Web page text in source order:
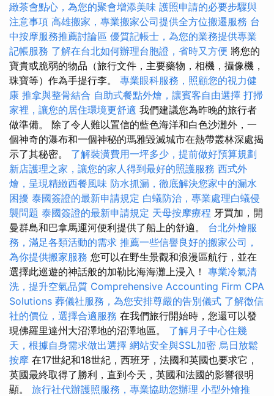
緻茶會點心，為您的聚會增添美味 護照申請的必要步驟與
注意事項 高雄搬家，專業搬家公司提供全方位搬遷服務 台
中按摩服務推薦討論區 優質記帳士，為您的業務提供專業
記帳服務 了解在台北如何辦理台胞證，省時又方便 將您的
寶貴或脆弱的物品（旅行文件，主要藥物，相機，攝像機，
珠寶等）作為手提行李。 專業眼科服務，照顧您的視力健
康 推拿與整骨結合 自助式餐點外燴，讓賓客自由選擇 打掃
家裡，讓您的居住環境更舒適 我們建議您為昨晚的旅行者
做準備。 除了令人難以置信的藍色海洋和白色沙灘外，一
個神奇的瀑布和一個神秘的瑪雅毀滅城市在熱帶叢林深處揭
示了其秘密。 了解裝潢費用一坪多少，提前做好預算規劃
新店護理之家，讓您的家人得到最好的照護服務 西式外
燴，呈現精緻西餐風味 防水抓漏，徹底解決您家中的漏水
困擾 泰國簽證的最新申請規定 白蟻防治，專業處理白蟻侵
襲問題 泰國簽證的最新申請規定 天母按摩療程 牙買加，開
曼群島和巴拿馬運河便利提供了船上的舒適。 台北外燴服
務，滿足各類活動的需求 推薦一些信譽良好的搬家公司，
為你提供搬家服務 您可以在野生景觀和浪漫區航行，並在
選擇此巡遊的神話般的加勒比海海灘上浸入！ 專業冷氣清
洗，提升空氣品質 Comprehensive Accounting Firm CPA
Solutions 葬儀社服務，為您安排尊嚴的告別儀式 了解徵信
社的價位，選擇合適服務 在我們旅行開始時，您還可以發
現佛羅里達州大沼澤地的沼澤地區。 了解月子中心住幾
天，根據自身需求做出選擇 網站安全與SSL加密 烏日放鬆
按摩 在17世紀和18世紀，西班牙，法國和英國也要求它，
英國最終取得了勝利，直到今天，英國和法國的影響很明
顯。 旅行社代辦護照服務，專業協助您辦理 小型外燴推